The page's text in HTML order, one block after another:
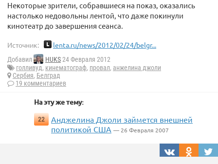
Некоторые зрители, собравшиеся на показ, оказались
настолько недовольны лентой, что даже покинули
кинотеатр до завершения сеанса.
Источник: lenta.ru/news/2012/02/24/belgr...
Добавил HUKS24 Февраля 2012
голливуд, кинематограф, провал, анжелина джоли
Сербия, Белград
19 комментариев
На эту же тему:
22
Анджелина Джоли займется внешней
политикой США — 26 Февраля 2007